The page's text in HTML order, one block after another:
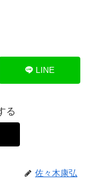
LINE
る
佐々木康弘